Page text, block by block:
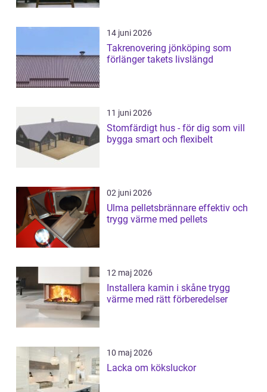
14 juni 2026
Takrenovering jönköping som
förlänger takets livslängd
11 juni 2026
Stomfärdigt hus - för dig som vill
bygga smart och flexibelt
02 juni 2026
Ulma pelletsbrännare effektiv och
trygg värme med pellets
12 maj 2026
Installera kamin i skåne trygg
värme med rätt förberedelser
10 maj 2026
Lacka om köksluckor